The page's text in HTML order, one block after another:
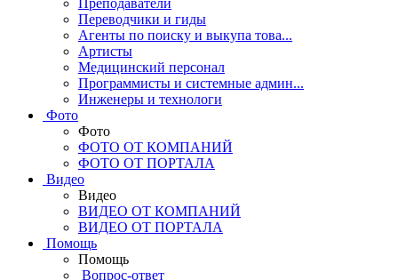
Преподаватели
Переводчики и гиды
Агенты по поиску и выкупа това...
Артисты
Медицинский персонал
Программисты и системные админ...
Инженеры и технологи
Фото
Фото
ФОТО ОТ КОМПАНИЙ
ФОТО ОТ ПОРТАЛА
Видео
Видео
ВИДЕО ОТ КОМПАНИЙ
ВИДЕО ОТ ПОРТАЛА
Помощь
Помощь
Вопрос-ответ